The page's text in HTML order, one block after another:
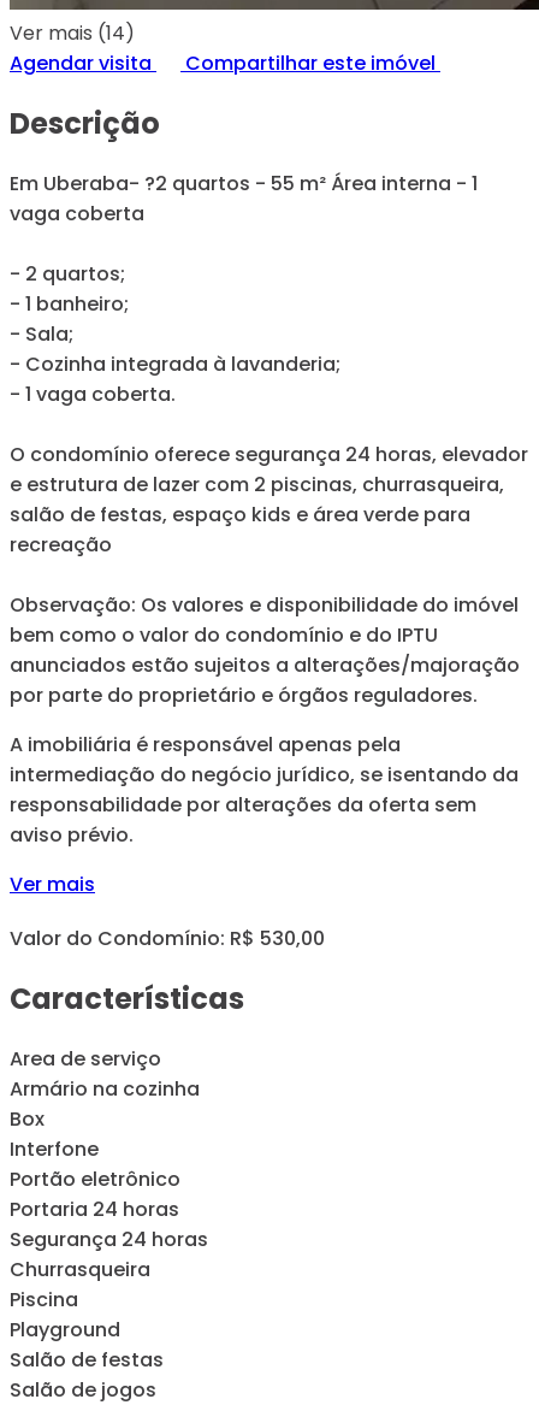
Ver mais (14)
Agendar visita
Compartilhar este imóvel
Descrição
Em Uberaba- ?2 quartos - 55 m² Área interna - 1
vaga coberta
- 2 quartos;
- 1 banheiro;
- Sala;
- Cozinha integrada à lavanderia;
- 1 vaga coberta.
O condomínio oferece segurança 24 horas, elevador
e estrutura de lazer com 2 piscinas, churrasqueira,
salão de festas, espaço kids e área verde para
recreação
Observação: Os valores e disponibilidade do imóvel
bem como o valor do condomínio e do IPTU
anunciados estão sujeitos a alterações/majoração
por parte do proprietário e órgãos reguladores.
A imobiliária é responsável apenas pela
intermediação do negócio jurídico, se isentando da
responsabilidade por alterações da oferta sem
aviso prévio.
Ver mais
Valor do Condomínio: R$ 530,00
Características
Area de serviço
Armário na cozinha
Box
Interfone
Portão eletrônico
Portaria 24 horas
Segurança 24 horas
Churrasqueira
Piscina
Playground
Salão de festas
Salão de jogos